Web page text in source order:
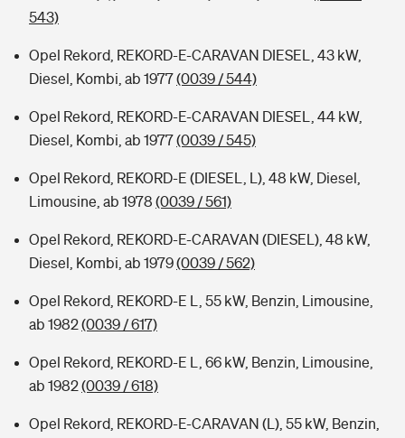
543)
Opel Rekord, REKORD-E-CARAVAN DIESEL, 43 kW,
Diesel, Kombi, ab 1977(0039 / 544)
Opel Rekord, REKORD-E-CARAVAN DIESEL, 44 kW,
Diesel, Kombi, ab 1977(0039 / 545)
Opel Rekord, REKORD-E (DIESEL, L), 48 kW, Diesel,
Limousine, ab 1978 (0039 / 561)
Opel Rekord, REKORD-E-CARAVAN (DIESEL), 48 kW,
Diesel, Kombi, ab 1979(0039 / 562)
Opel Rekord, REKORD-E L, 55 kW, Benzin, Limousine,
ab 1982(0039 / 617)
Opel Rekord, REKORD-E L, 66 kW, Benzin, Limousine,
ab 1982(0039 / 618)
Opel Rekord, REKORD-E-CARAVAN (L), 55 kW, Benzin,